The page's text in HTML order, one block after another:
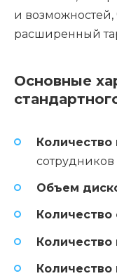
и
расширенный
Основные
Количество
сотрудников
Объем
Количество
Количество
Количество